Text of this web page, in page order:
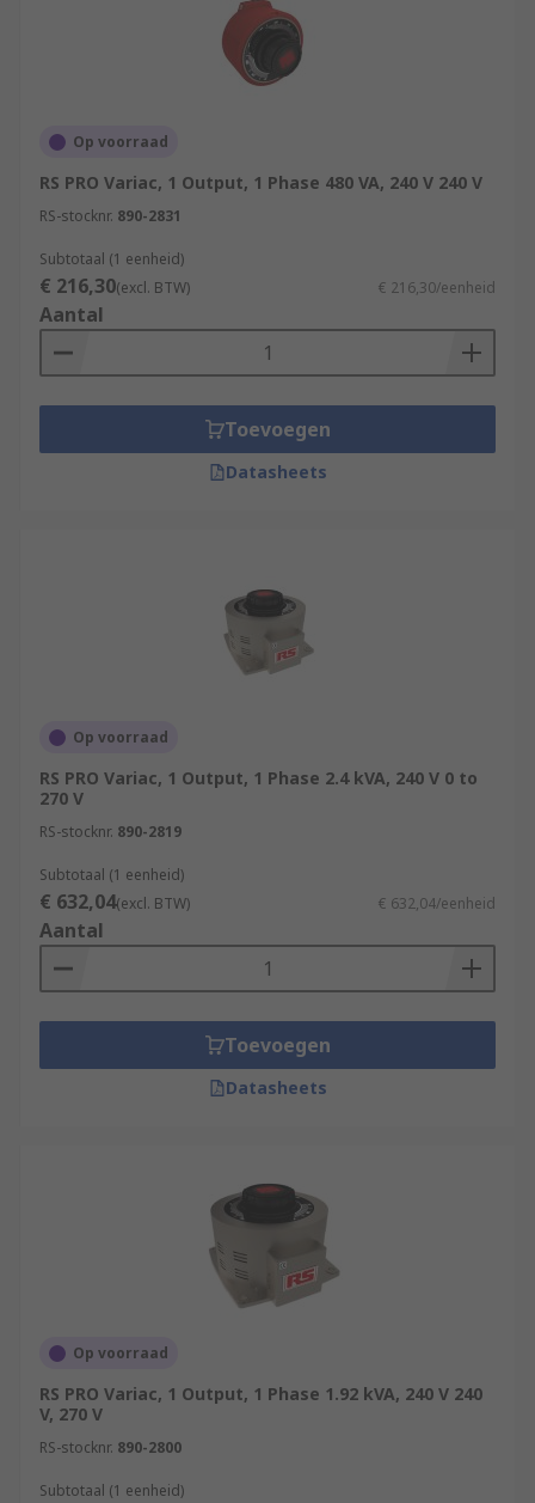
Op voorraad
RS PRO Variac, 1 Output, 1 Phase 480 VA, 240 V 240 V
RS-stocknr. 890-2831
Subtotaal (1 eenheid)
€ 216,30(excl. BTW) € 216,30/eenheid
Aantal
Toevoegen
Datasheets
Op voorraad
RS PRO Variac, 1 Output, 1 Phase 2.4 kVA, 240 V 0 to
270 V
RS-stocknr. 890-2819
Subtotaal (1 eenheid)
€ 632,04(excl. BTW) € 632,04/eenheid
Aantal
Toevoegen
Datasheets
Op voorraad
RS PRO Variac, 1 Output, 1 Phase 1.92 kVA, 240 V 240
V, 270 V
RS-stocknr. 890-2800
Subtotaal (1 eenheid)